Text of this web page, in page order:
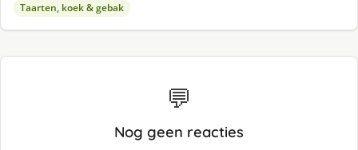
Taarten, koek & gebak
💬
Nog geen reacties